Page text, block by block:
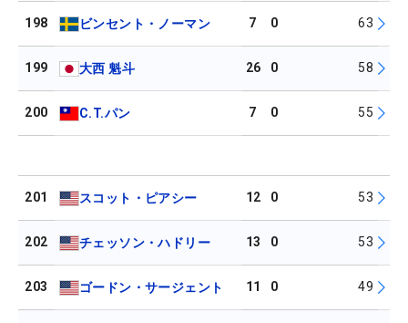
198 ビンセント・ノーマン 7 0 63
199 大西 魁斗 26 0 58
200 C.T.パン 7 0 55
201 スコット・ピアシー 12 0 53
202 チェッソン・ハドリー 13 0 53
203 ゴードン・サージェント 11 0 49